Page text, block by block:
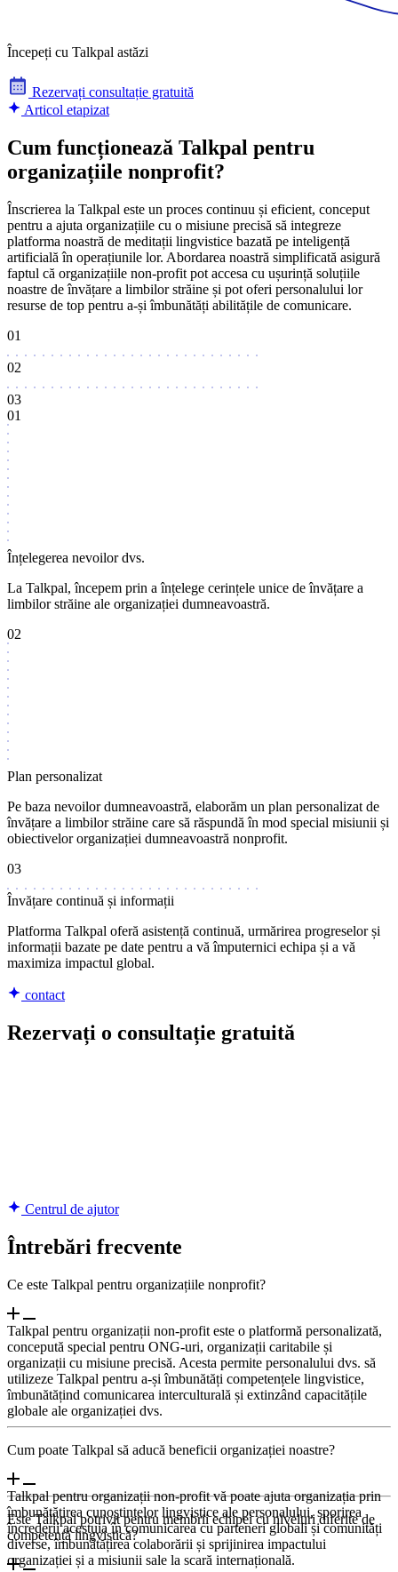
Începeți cu Talkpal astăzi
Rezervați consultație gratuită
Articol etapizat
Cum funcționează Talkpal pentru
organizațiile nonprofit?
Înscrierea la Talkpal este un proces continuu și eficient, conceput
pentru a ajuta organizațiile cu o misiune precisă să integreze
platforma noastră de meditații lingvistice bazată pe inteligență
artificială în operațiunile lor. Abordarea noastră simplificată asigură
faptul că organizațiile non-profit pot accesa cu ușurință soluțiile
noastre de învățare a limbilor străine și pot oferi personalului lor
resurse de top pentru a-și îmbunătăți abilitățile de comunicare.
01
02
03
01
Înțelegerea nevoilor dvs.
La Talkpal, începem prin a înțelege cerințele unice de învățare a
limbilor străine ale organizației dumneavoastră.
02
Plan personalizat
Pe baza nevoilor dumneavoastră, elaborăm un plan personalizat de
învățare a limbilor străine care să răspundă în mod special misiunii și
obiectivelor organizației dumneavoastră nonprofit.
03
Învățare continuă și informații
Platforma Talkpal oferă asistență continuă, urmărirea progreselor și
informații bazate pe date pentru a vă împuternici echipa și a vă
maximiza impactul global.
contact
Rezervați o consultație gratuită
Centrul de ajutor
Întrebări frecvente
Ce este Talkpal pentru organizațiile nonprofit?
Talkpal pentru organizații non-profit este o platformă personalizată,
concepută special pentru ONG-uri, organizații caritabile și
organizații cu misiune precisă. Acesta permite personalului dvs. să
utilizeze Talkpal pentru a-și îmbunătăți competențele lingvistice,
îmbunătățind comunicarea interculturală și extinzând capacitățile
globale ale organizației dvs.
Cum poate Talkpal să aducă beneficii organizației noastre?
Talkpal pentru organizații non-profit vă poate ajuta organizația prin
îmbunătățirea cunoștințelor lingvistice ale personalului, sporirea
încrederii acestuia în comunicarea cu parteneri globali și comunități
diverse, îmbunătățirea colaborării și sprijinirea impactului
organizației și a misiunii sale la scară internațională.
Este Talkpal potrivit pentru membrii echipei cu niveluri diferite de
competență lingvistică?